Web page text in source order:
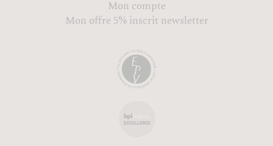
Mon compte
Mon offre 5% inscrit newsletter